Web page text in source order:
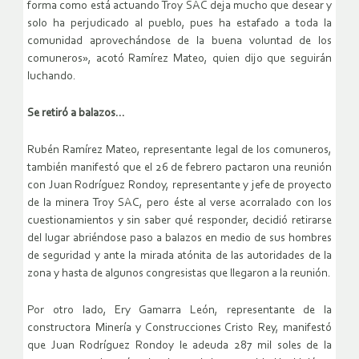
forma como está actuando Troy SAC deja mucho que desear y
solo ha perjudicado al pueblo, pues ha estafado a toda la
comunidad aprovechándose de la buena voluntad de los
comuneros», acotó Ramírez Mateo, quien dijo que seguirán
luchando.
Se retiró a balazos…
Rubén Ramírez Mateo, representante legal de los comuneros,
también manifestó que el 26 de febrero pactaron una reunión
con Juan Rodríguez Rondoy, representante y jefe de proyecto
de la minera Troy SAC, pero éste al verse acorralado con los
cuestionamientos y sin saber qué responder, decidió retirarse
del lugar abriéndose paso a balazos en medio de sus hombres
de seguridad y ante la mirada atónita de las autoridades de la
zona y hasta de algunos congresistas que llegaron a la reunión.
Por otro lado, Ery Gamarra León, representante de la
constructora Minería y Construcciones Cristo Rey, manifestó
que Juan Rodríguez Rondoy le adeuda 287 mil soles de la